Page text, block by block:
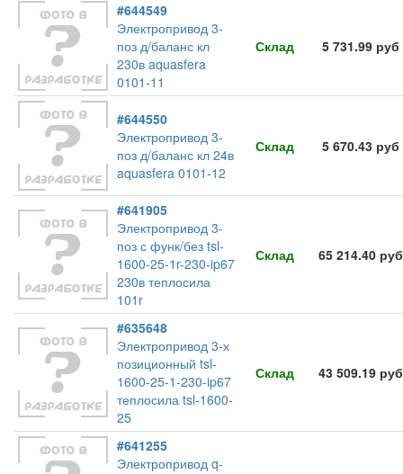
#644549
Электропривод 3-
поз д/баланс кл
230в aquasfera
0101-11
Склад 5 731.99 руб
#644550
Электропривод 3-
поз д/баланс кл 24в
aquasfera 0101-12
Склад 5 670.43 руб
#641905
Электропривод 3-
поз с функ/без tsl-
1600-25-1r-230-ip67
230в теплосила
101r
Склад 65 214.40 руб
#635648
Электропривод 3-х
позиционный tsl-
1600-25-1-230-ip67
теплосила tsl-1600-
25
Склад 43 509.19 руб
#641255
Электропривод q-